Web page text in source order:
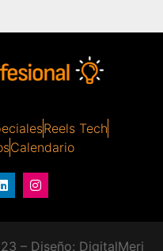
Reels Tech
Calendario
– Diseño: DigitalMeri